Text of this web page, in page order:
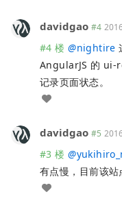
davidgao #4
#4 楼 @nightire
AngularJS 的 ui-
记录页面状态。
davidgao #5
#3 楼 @
有点慢，目前该站